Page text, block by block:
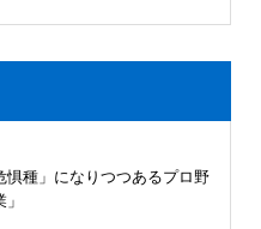
惧種」になりつつあるプロ野